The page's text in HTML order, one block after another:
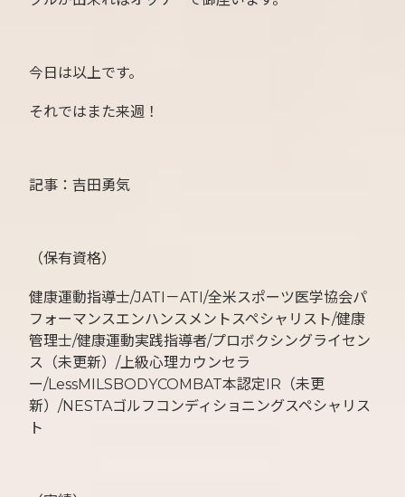
今日は以上です。
それではまた来週！
記事：吉田勇気
（保有資格）
健康運動指導士/JATI－ATI/全米スポーツ医学協会パ
フォーマンスエンハンスメントスペシャリスト/健康
管理士/健康運動実践指導者/プロボクシングライセン
ス（未更新）/上級心理カウンセラ
ー/LessMILSBODYCOMBAT本認定IR（未更
新）/NESTAゴルフコンディショニングスペシャリス
ト